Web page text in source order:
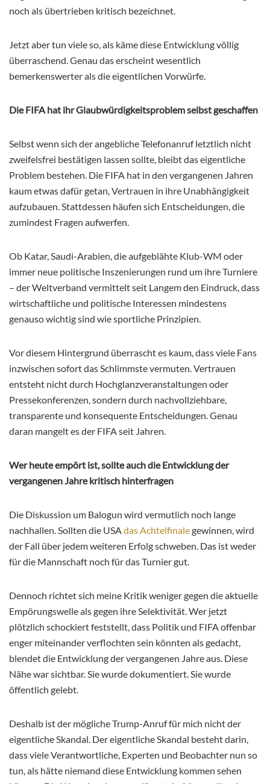
noch als übertrieben kritisch bezeichnet.
Jetzt aber tun viele so, als käme diese Entwicklung völlig
überraschend. Genau das erscheint wesentlich
bemerkenswerter als die eigentlichen Vorwürfe.
Die FIFA hat ihr Glaubwürdigkeitsproblem selbst geschaffen
Selbst wenn sich der angebliche Telefonanruf letztlich nicht
zweifelsfrei bestätigen lassen sollte, bleibt das eigentliche
Problem bestehen. Die FIFA hat in den vergangenen Jahren
kaum etwas dafür getan, Vertrauen in ihre Unabhängigkeit
aufzubauen. Stattdessen häufen sich Entscheidungen, die
zumindest Fragen aufwerfen.
Ob Katar, Saudi-Arabien, die aufgeblähte Klub-WM oder
immer neue politische Inszenierungen rund um ihre Turniere
– der Weltverband vermittelt seit Langem den Eindruck, dass
wirtschaftliche und politische Interessen mindestens
genauso wichtig sind wie sportliche Prinzipien.
Vor diesem Hintergrund überrascht es kaum, dass viele Fans
inzwischen sofort das Schlimmste vermuten. Vertrauen
entsteht nicht durch Hochglanzveranstaltungen oder
Pressekonferenzen, sondern durch nachvollziehbare,
transparente und konsequente Entscheidungen. Genau
daran mangelt es der FIFA seit Jahren.
Wer heute empört ist, sollte auch die Entwicklung der
vergangenen Jahre kritisch hinterfragen
Die Diskussion um Balogun wird vermutlich noch lange
nachhallen. Sollten die USA das Achtelfinalegewinnen, wird
der Fall über jedem weiteren Erfolg schweben. Das ist weder
für die Mannschaft noch für das Turnier gut.
Dennoch richtet sich meine Kritik weniger gegen die aktuelle
Empörungswelle als gegen ihre Selektivität. Wer jetzt
plötzlich schockiert feststellt, dass Politik und FIFA offenbar
enger miteinander verflochten sein könnten als gedacht,
blendet die Entwicklung der vergangenen Jahre aus. Diese
Nähe war sichtbar. Sie wurde dokumentiert. Sie wurde
öffentlich gelebt.
Deshalb ist der mögliche Trump-Anruf für mich nicht der
eigentliche Skandal. Der eigentliche Skandal besteht darin,
dass viele Verantwortliche, Experten und Beobachter nun so
tun, als hätte niemand diese Entwicklung kommen sehen